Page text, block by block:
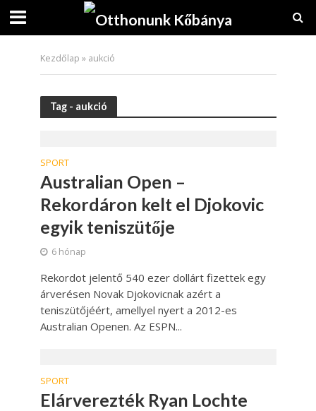
Kezdőlap » aukció
Tag - aukció
SPORT
Australian Open –
Rekordáron kelt el Djokovic
egyik teniszütője
6 hónap
Rekordot jelentő 540 ezer dollárt fizettek egy
árverésen Novak Djokovicnak azért a
teniszütőjéért, amellyel nyert a 2012-es
Australian Openen. Az ESPN...
SPORT
Elárverezték Ryan Lochte